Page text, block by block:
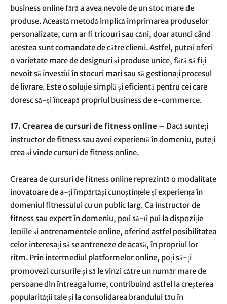
business online fără a avea nevoie de un stoc mare de
produse. Această metodă implică imprimarea produselor
personalizate, cum ar fi tricouri sau căni, doar atunci când
acestea sunt comandate de către clienți. Astfel, puteți oferi
o varietate mare de designuri și produse unice, fără să fiți
nevoit să investiți în stocuri mari sau să gestionați procesul
de livrare. Este o soluție simplă și eficientă pentru cei care
doresc să-și înceapă propriul business de e-commerce.
17. Crearea de cursuri de fitness online – Dacă sunteți
instructor de fitness sau aveți experiență în domeniu, puteți
crea și vinde cursuri de fitness online.
Crearea de cursuri de fitness online reprezintă o modalitate
inovatoare de a-ți împărtăși cunoștințele și experiența în
domeniul fitnessului cu un public larg. Ca instructor de
fitness sau expert în domeniu, poți să-ți pui la dispoziție
lecțiile și antrenamentele online, oferind astfel posibilitatea
celor interesați să se antreneze de acasă, în propriul lor
ritm. Prin intermediul platformelor online, poți să-ți
promovezi cursurile și să le vinzi către un număr mare de
persoane din întreaga lume, contribuind astfel la creșterea
popularității tale și la consolidarea brandului tău în